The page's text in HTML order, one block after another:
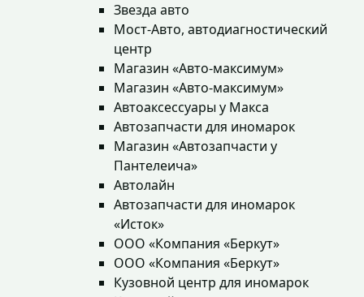
Звезда авто
Мост-Авто, автодиагностический
центр
Магазин «Авто-максимум»
Магазин «Авто-максимум»
Автоаксессуары у Макса
Автозапчасти для иномарок
Магазин «Автозапчасти у
Пантелеича»
Автолайн
Автозапчасти для иномарок
«Исток»
ООО «Компания «Беркут»
ООО «Компания «Беркут»
Кузовной центр для иномарок